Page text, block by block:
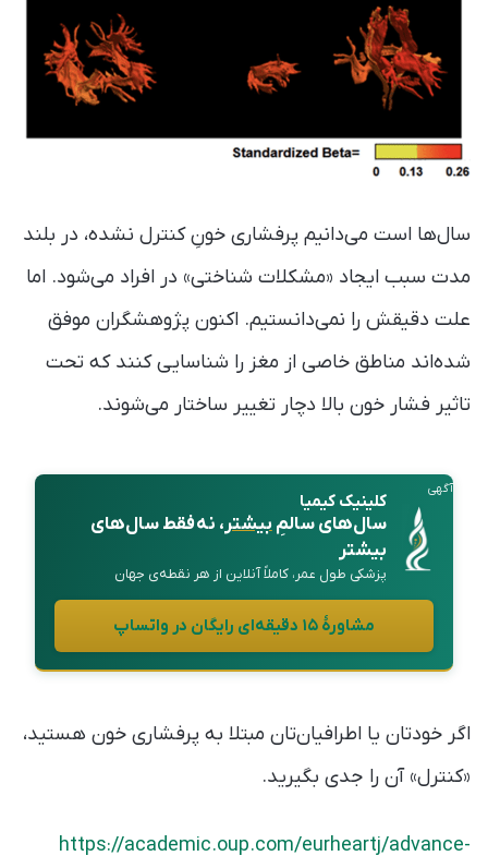
سال‌ها است می‌دانیم پرفشاری خونِ کنترل نشده، در بلند
مدت سبب ایجاد «مشکلات شناختی» در افراد می‌شود. اما
علت دقیقش را نمی‌دانستیم. اکنون پژوهشگران موفق
‌شده‌اند مناطق خاصی از مغز را شناسایی کنند که تحت
تاثیر فشار خون بالا دچار تغییر ساختار می‌شوند.
آگهی
کلینیک کیمیا
سال‌های سالمِبیشتر، نه فقط سال‌های
بیشتر
پزشکی طول عمر، کاملاً آنلاین از هر نقطه‌ی جهان
مشاورهٔ ۱۵ دقیقه‌ای رایگان در واتساپ
اگر خودتان یا اطرافیان‌تان مبتلا به پرفشاری خون هستید،
«کنترل» آن را جدی بگیرید.
https://academic.oup.com/eurheartj/advance-